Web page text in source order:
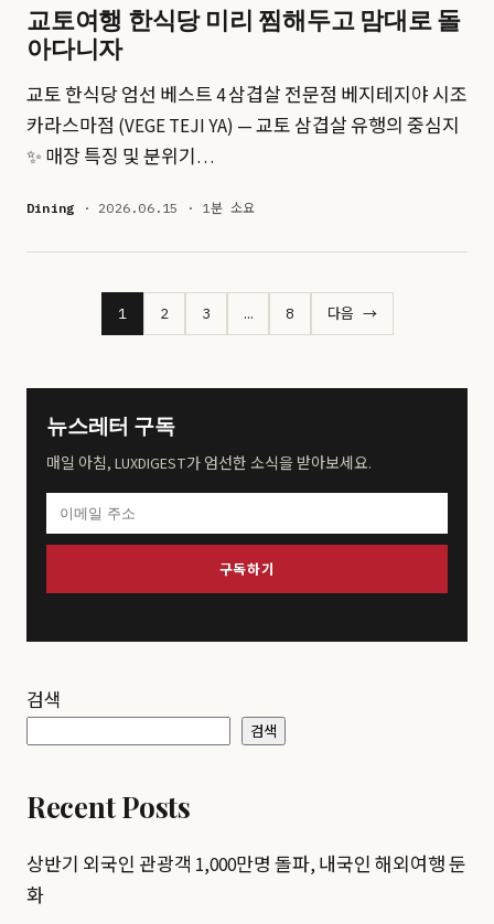
교토여행 한식당 미리 찜해두고 맘대로 돌
아다니자
교토 한식당 엄선 베스트 4 삼겹살 전문점 베지테지야 시조
카라스마점 (VEGE TEJI YA) — 교토 삼겹살 유행의 중심지
✨ 매장 특징 및 분위기…
Dining · 2026.06.15 · 1분 소요
1 2 3 … 8 다음 →
뉴스레터 구독
매일 아침, LUXDIGEST가 엄선한 소식을 받아보세요.
구독하기
검색
검색
Recent Posts
상반기 외국인 관광객 1,000만명 돌파, 내국인 해외여행 둔
화